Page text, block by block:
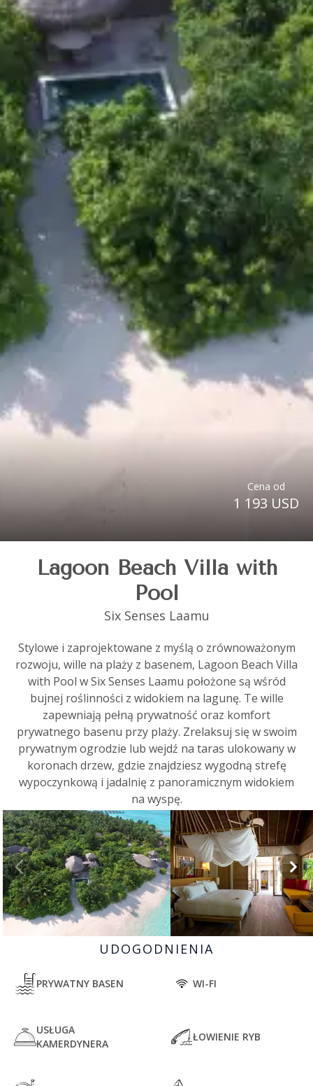
Cena od
1 193 USD
Lagoon Beach Villa with
Pool
Six Senses Laamu
Stylowe i zaprojektowane z myślą o zrównoważonym
rozwoju, wille na plaży z basenem, Lagoon Beach Villa
with Pool w Six Senses Laamu położone są wśród
bujnej roślinności z widokiem na lagunę. Te wille
zapewniają pełną prywatność oraz komfort
prywatnego basenu przy plaży. Zrelaksuj się w swoim
prywatnym ogrodzie lub wejdź na taras ulokowany w
koronach drzew, gdzie znajdziesz wygodną strefę
wypoczynkową i jadalnię z panoramicznym widokiem
na wyspę.
UDOGODNIENIA
PRYWATNY BASEN WI-FI
USŁUGA
KAMERDYNERA
ŁOWIENIE RYB